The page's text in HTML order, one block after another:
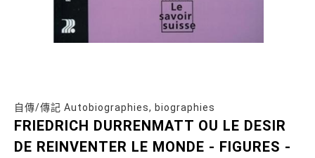
自傳/傳記 Autobiographies, biographies
FRIEDRICH DURRENMATT OU LE DESIR
DE REINVENTER LE MONDE - FIGURES -